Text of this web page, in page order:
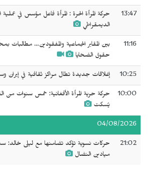
13:47
حركة المرأة الحرة : المرأة فاعل مؤسس في
الديمقراطي
11:16
بين المقابر الجماعية والمفقودين… مطالبات
حقوق الضحايا
10:25 إغلاقات جديدة تطال مراكز ثقافية في إيران
10:00
حركة حرية المرأة الأفغانية: خمس سنوات من
يُسكت
04/08/2026
21:02
حركات نسوية تؤكد تضامنها مع ليلى خالد:
ميادين النضال